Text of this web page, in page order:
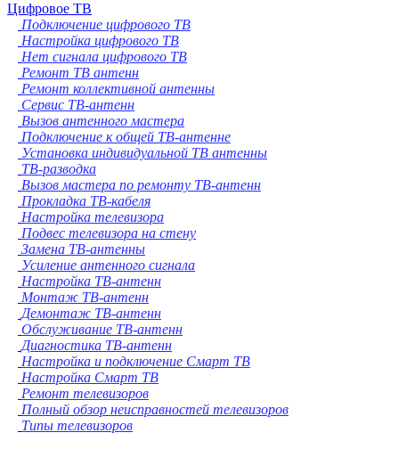
Цифровое ТВ
Подключение цифрового ТВ
Настройка цифрового ТВ
Нет сигнала цифрового ТВ
Ремонт ТВ антенн
Ремонт коллективной антенны
Сервис ТВ-антенн
Вызов антенного мастера
Подключение к общей ТВ-антенне
Установка индивидуальной ТВ антенны
ТВ-разводка
Вызов мастера по ремонту ТВ-антенн
Прокладка ТВ-кабеля
Настройка телевизора
Подвес телевизора на стену
Замена ТВ-антенны
Усиление антенного сигнала
Настройка ТВ-антенн
Монтаж ТВ-антенн
Демонтаж ТВ-антенн
Обслуживание ТВ-антенн
Диагностика ТВ-антенн
Настройка и подключение Смарт ТВ
Настройка Смарт ТВ
Ремонт телевизоров
Полный обзор неисправностей телевизоров
Типы телевизоров